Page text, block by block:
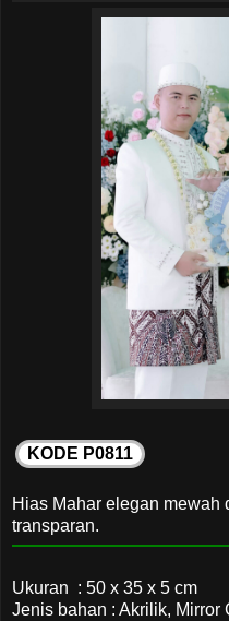
KODE P0811
Hias Mahar elegan
transparan.
Ukuran : 50 x 35 x 5 cm
Jenis bahan : Akrilik, Mirror